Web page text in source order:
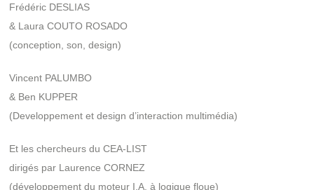
Frédéric DESLIAS
& Laura COUTO ROSADO
(conception, son, design)
Vincent PALUMBO
& Ben KUPPER
(Developpement et design d’interaction multimédia)
Et les chercheurs du CEA-LIST
dirigés par Laurence CORNEZ
(développement du moteur I.A. à logique floue)